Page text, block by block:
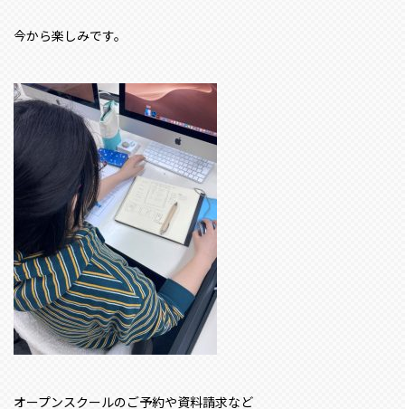
今から楽しみです。
オープンスクールのご予約や資料請求など